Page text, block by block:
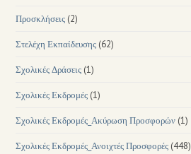
Προσκλήσεις (2)
Στελέχη Εκπαίδευσης (62)
Σχολικές Δράσεις (1)
Σχολικές Εκδρομές (1)
Σχολικές Εκδρομές_Ακύρωση Προσφορών (1)
Σχολικές Εκδρομές_Ανοιχτές Προσφορές (448)